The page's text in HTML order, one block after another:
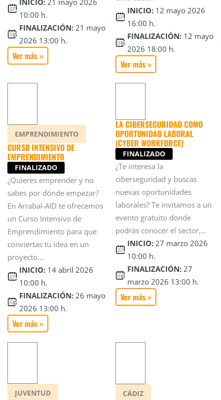
10:00 h.
FINALIZACIÓN: 21 mayo
2026 13:00 h.
Ver más »
INICIO: 12 mayo 2026
16:00 h.
FINALIZACIÓN: 12 mayo
2026 18:00 h.
Ver más »
EMPRENDIMIENTO
CURSO INTENSIVO DE
EMPRENDIMIENTO
FINALIZADO
¿Quieres emprender y no
sabes por dónde empezar?
En Arrabal-AID te ofrecemos
un Curso Intensivo de
Emprendimiento para que
conviertas tu idea en un
proyecto...
INICIO: 14 abril 2026
10:00 h.
FINALIZACIÓN: 26 mayo
2026 13:00 h.
Ver más »
LA CIBERSEGURIDAD COMO
OPORTUNIDAD LABORAL
(CYBER WORKFORCE)
FINALIZADO
¿Te interesa la
ciberseguridad y buscas
nuevas oportunidades
laborales? Te invitamos a un
evento gratuito donde
podrás conocer el sector,...
INICIO: 27 marzo 2026
10:00 h.
FINALIZACIÓN: 27
marzo 2026 13:00 h.
Ver más »
JUVENTUD CÁDIZ